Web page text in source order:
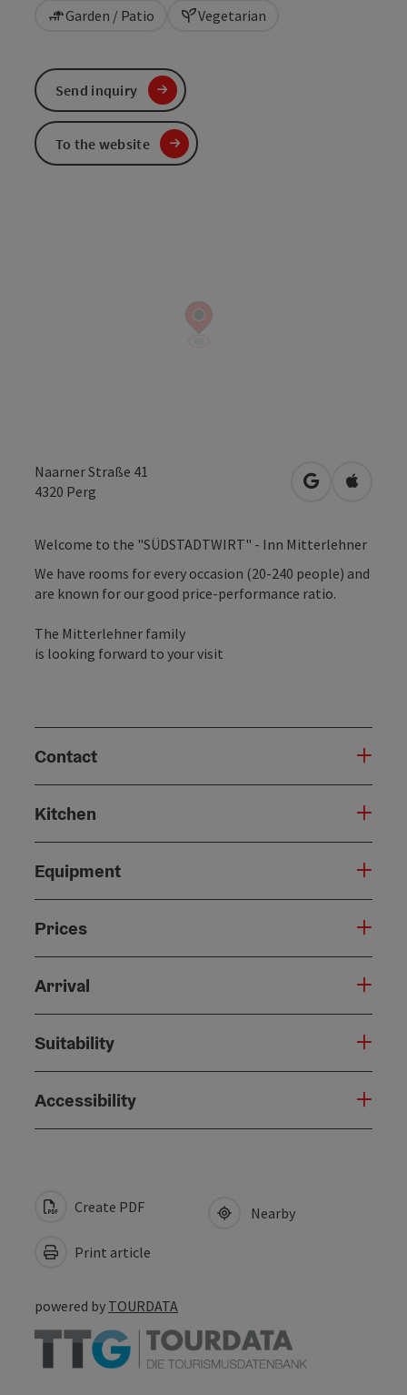
Garden / Patio Vegetarian
Naarner Straße 41
4320 Perg open inOpen in
Welcome to the "SÜDSTADTWIRT" - Inn Mitterlehner
We have rooms for every occasion (20-240 people) and
are known for our good price-performance ratio.
The Mitterlehner family
is looking forward to your visit
Contact
Kitchen
Equipment
Prices
Arrival
Suitability
Accessibility
Send inquiry
To the website
Create PDF
Print article
Nearby
powered by TOURDATA